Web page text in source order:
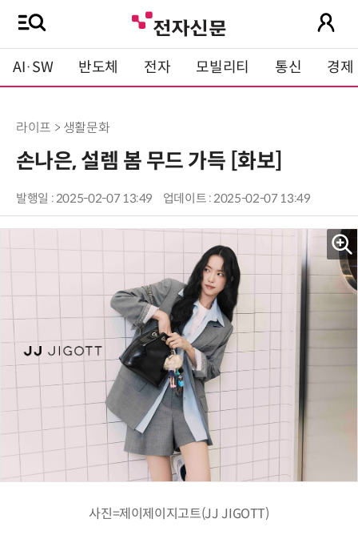
AI·SW 반도체 전자 모빌리티 통신 경제
라이프 > 생활문화
손나은, 설렘 봄 무드 가득 [화보]
발행일 : 2025-02-07 13:49 업데이트 : 2025-02-07 13:49
사진=제이제이지고트(JJ JIGOTT)